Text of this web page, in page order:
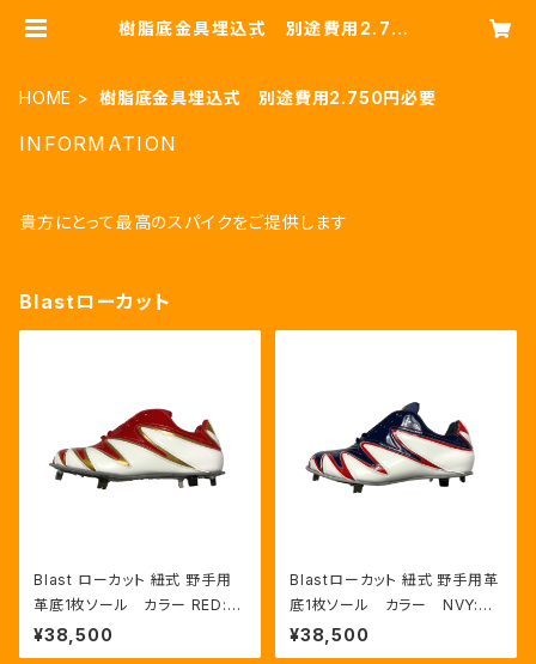
樹脂底金具埋込式 別途費用2.750
HOME 樹脂底金具埋込式 別途費用2.750円必要
INFORMATION
貴方にとって最高のスパイクをご提供します
Blastローカット
Blast ローカット 紐式 野手用
革底1枚ソール カラー RED:G
LD/WHT
¥38,500
Blastローカット 紐式 野手用革
底1枚ソール カラー NVY:RE
D/HWT
¥38,500